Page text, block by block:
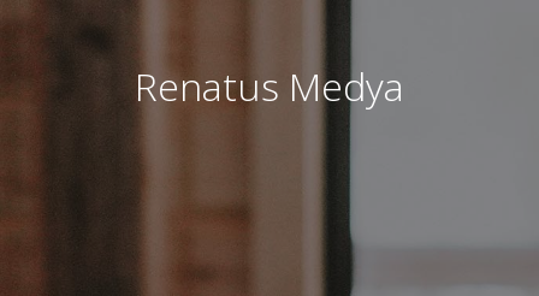
Renatus Medya